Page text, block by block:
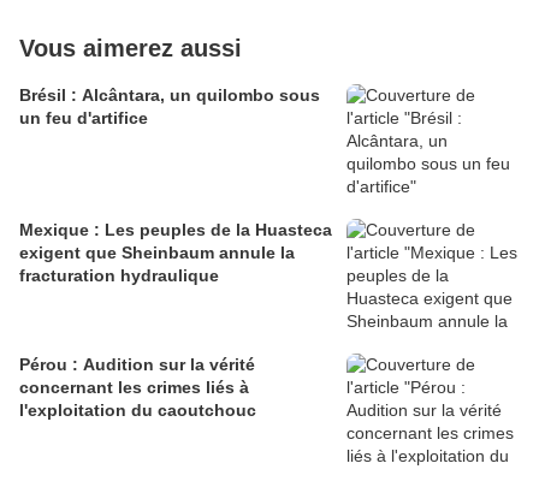
Vous aimerez aussi
Brésil : Alcântara, un quilombo sous
un feu d'artifice
Mexique : Les peuples de la Huasteca
exigent que Sheinbaum annule la
fracturation hydraulique
Pérou : Audition sur la vérité
concernant les crimes liés à
l'exploitation du caoutchouc